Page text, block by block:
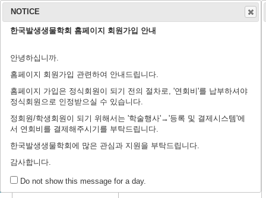
회장 인사말
학회 연혁
학회 회칙
연구윤리규정
임원 명단 학술지 홈페이지
편집위원회
출판 윤리 규정
제44회 정기학술대회에
회원 공간 갤러리
NOTICE
한국발생생물학회 홈페이지 회원가입 안내
안녕하십니까.
홈페이지 회원가입 관련하여 안내드립니다.
홈페이지 가입은 정식회원이 되기 전의 절차로, '연회비'를 납부하셔야
정식회원으로 인정받으실 수 있습니다.
정회원/학생회원이 되기 위해서는 '학술행사'→'등록 및 결제시스템'에
서 연회비를 결제해주시기를 부탁드립니다.
한국발생생물학회에 많은 관심과 지원을 부탁드립니다.
감사합니다.
Do not show this message for a day.